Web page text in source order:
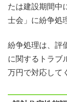
たは建設期間中
士会」に紛争処
紛争処理は、評
に関するトラブ
万円で対応して